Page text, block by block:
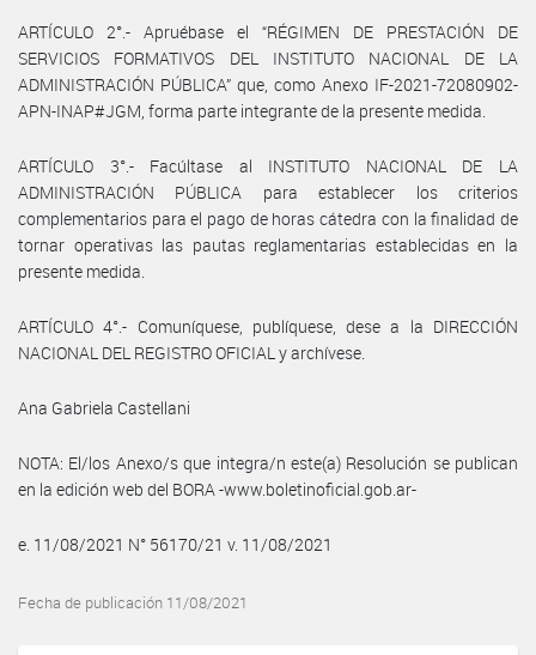
ARTÍCULO 2°.- Apruébase el “RÉGIMEN DE PRESTACIÓN DE
SERVICIOS FORMATIVOS DEL INSTITUTO NACIONAL DE LA
ADMINISTRACIÓN PÚBLICA” que, como Anexo IF-2021-72080902-
APN-INAP#JGM, forma parte integrante de la presente medida.
ARTÍCULO 3°.- Facúltase al INSTITUTO NACIONAL DE LA
ADMINISTRACIÓN PÚBLICA para establecer los criterios
complementarios para el pago de horas cátedra con la finalidad de
tornar operativas las pautas reglamentarias establecidas en la
presente medida.
ARTÍCULO 4°.- Comuníquese, publíquese, dese a la DIRECCIÓN
NACIONAL DEL REGISTRO OFICIAL y archívese.
Ana Gabriela Castellani
NOTA: El/los Anexo/s que integra/n este(a) Resolución se publican
en la edición web del BORA -www.boletinoficial.gob.ar-
e. 11/08/2021 N° 56170/21 v. 11/08/2021
Fecha de publicación 11/08/2021